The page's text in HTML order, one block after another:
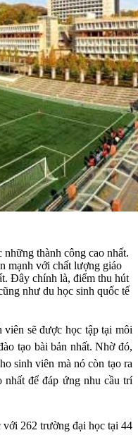
thành công cao nhất.
mạnh với chất lượng giáo
Đây chính là, điểm thu hút
như du học sinh quốc tế
sẽ được học tập tại môi
tạo bài bản nhất. Nhờ đó,
sinh viên mà nó còn tạo ra
nhất để đáp ứng nhu cầu trí
262 trường đại học tại 44